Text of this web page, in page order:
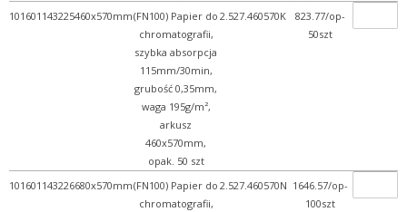
101601143225460x570mm(FN100) Papier do
chromatografii,
szybka absorpcja
115mm/30min,
grubość 0,35mm,
waga 195g/m²,
arkusz
460x570mm,
opak. 50 szt
2.527.460570K
823.77/op-
50szt
101601143226680x570mm(FN100) Papier do
chromatografii,
2.527.460570N 1646.57/op-
100szt